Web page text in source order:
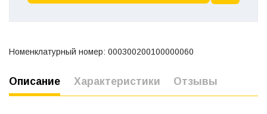
Номенклатурный номер: 000300200100000060
Описание Характеристики Отзывы